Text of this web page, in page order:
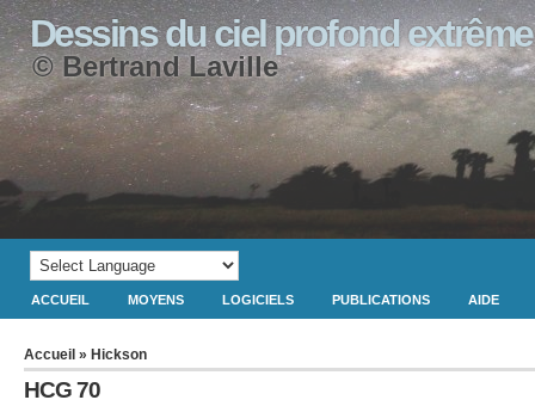
Dessins du ciel profond extrême
© Bertrand Laville
ACCUEIL MOYENS LOGICIELS PUBLICATIONS AIDE
Accueil » Hickson
HCG 70